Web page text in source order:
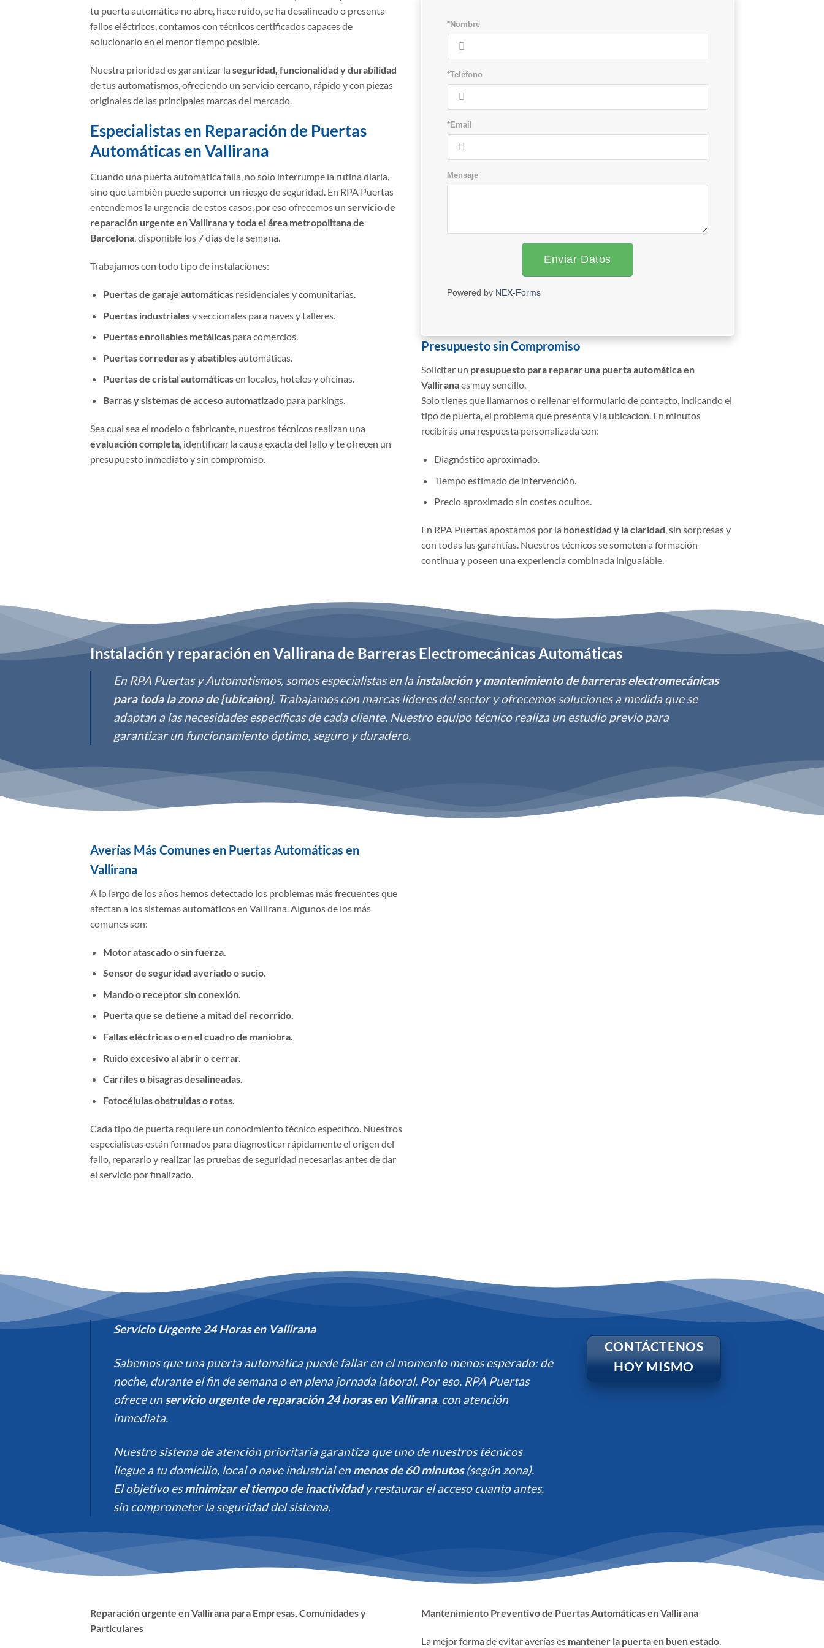
tu puerta automática no abre, hace ruido, se ha desalineado o presenta
fallos eléctricos, contamos con técnicos certificados capaces de
solucionarlo en el menor tiempo posible.
Nuestra prioridad es garantizar la seguridad, funcionalidad y durabilidad
de tus automatismos, ofreciendo un servicio cercano, rápido y con piezas
originales de las principales marcas del mercado.
Especialistas en Reparación de Puertas
Automáticas en Vallirana
Cuando una puerta automática falla, no solo interrumpe la rutina diaria,
sino que también puede suponer un riesgo de seguridad. En RPA Puertas
entendemos la urgencia de estos casos, por eso ofrecemos un servicio de
reparación urgente en Vallirana y toda el área metropolitana de
Barcelona, disponible los 7 días de la semana.
Trabajamos con todo tipo de instalaciones:
Puertas de garaje automáticasresidenciales y comunitarias.
Puertas industrialesy seccionales para naves y talleres.
Puertas enrollables metálicaspara comercios.
Puertas correderas y abatiblesautomáticas.
Puertas de cristal automáticasen locales, hoteles y oficinas.
Barras y sistemas de acceso automatizadopara parkings.
Sea cual sea el modelo o fabricante, nuestros técnicos realizan una
evaluación completa , identifican la causa exacta del fallo y te ofrecen un
presupuesto inmediato y sin compromiso.
*Nombre
*Teléfono
*Email
Mensaje
Enviar Datos
Powered by NEX-Forms
Presupuesto sin Compromiso
Solicitar un presupuesto para reparar una puerta automática en
Valliranaes muy sencillo.
Solo tienes que llamarnos o rellenar el formulario de contacto, indicando el
tipo de puerta, el problema que presenta y la ubicación. En minutos
recibirás una respuesta personalizada con:
Diagnóstico aproximado.
Tiempo estimado de intervención.
Precio aproximado sin costes ocultos.
En RPA Puertas apostamos por la honestidad y la claridad, sin sorpresas y
con todas las garantías. Nuestros técnicos se someten a formación
continua y poseen una experiencia combinada inigualable.
Instalación y reparación en Vallirana de Barreras Electromecánicas Automáticas
En RPA Puertas y Automatismos, somos especialistas en lainstalación y mantenimiento de barreras electromecánicas
para toda la zona de {ubicaion}. Trabajamos con marcas líderes del sector y ofrecemos soluciones a medida que se
adaptan a las necesidades específicas de cada cliente. Nuestro equipo técnico realiza un estudio previo para
garantizar un funcionamiento óptimo, seguro y duradero.
Averías Más Comunes en Puertas Automáticas en
Vallirana
A lo largo de los años hemos detectado los problemas más frecuentes que
afectan a los sistemas automáticos en Vallirana. Algunos de los más
comunes son:
Motor atascado o sin fuerza.
Sensor de seguridad averiado o sucio.
Mando o receptor sin conexión.
Puerta que se detiene a mitad del recorrido.
Fallas eléctricas o en el cuadro de maniobra.
Ruido excesivo al abrir o cerrar.
Carriles o bisagras desalineadas.
Fotocélulas obstruidas o rotas.
Cada tipo de puerta requiere un conocimiento técnico específico. Nuestros
especialistas están formados para diagnosticar rápidamente el origen del
fallo, repararlo y realizar las pruebas de seguridad necesarias antes de dar
el servicio por finalizado.
Servicio Urgente 24 Horas en Vallirana
Sabemos que una puerta automática puede fallar en el momento menos esperado: de
noche, durante el fin de semana o en plena jornada laboral. Por eso, RPA Puertas
ofrece unservicio urgente de reparación 24 horas en Vallirana, con atención
inmediata.
Nuestro sistema de atención prioritaria garantiza que uno de nuestros técnicos
llegue a tu domicilio, local o nave industrial enmenos de 60 minutos(según zona).
El objetivo esminimizar el tiempo de inactividady restaurar el acceso cuanto antes,
sin comprometer la seguridad del sistema.
CONTÁCTENOS
HOY MISMO
Reparación urgente en Vallirana para Empresas, Comunidades y
Particulares
Mantenimiento Preventivo de Puertas Automáticas en Vallirana
La mejor forma de evitar averías es mantener la puerta en buen estado.